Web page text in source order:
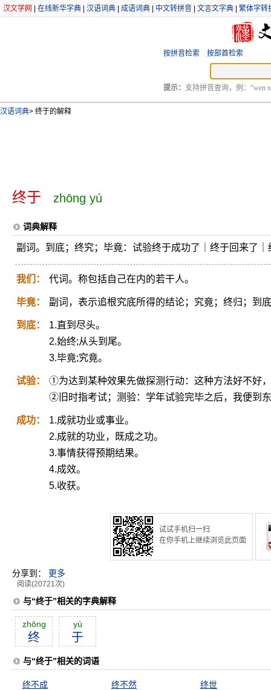
汉文学网 在线新华字典 汉语词典 成语词典 中文转拼音 文言文字典 繁体字转
按拼音检索 按部首检索
提示： 支持拼音查询，例：“wen
汉语词典> 终于的解释
终于 zhōng yú
词典解释
副词。到底；终究；毕竟：试验终于成功了｜终于回来了
我们： 代词。称包括自己在内的若干人。
毕竟： 副词，表示追根究底所得的结论；究竟；终归；到
到底：
1.直到尽头。
2.始终;从头到尾。
3.毕竟;究竟。
试验：
①为达到某种效果先做探测行动：这种方法好不好
②旧时指考试；测验：学年试验完毕之后，我便到
成功：
1.成就功业或事业。
2.成就的功业，既成之功。
3.事情获得预期结果。
4.成效。
5.收获。
试试手机扫一扫
在你手机上继续浏览此页面
分享到： 更多
阅读(20721次)
与“终于”相关的字典解释
zhōng
终
yú
于
与“终于”相关的词语
终不成 终不然
终世